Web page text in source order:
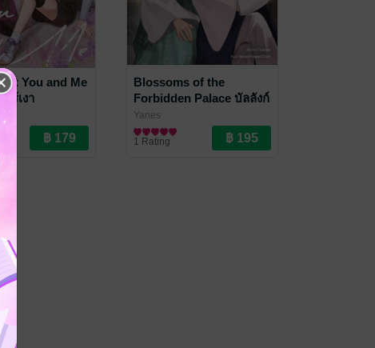
You and Me
ไร้เงา
Love / Yaoi
Blossoms of the
Forbidden Palace บัลลังก์
รักวังบุปผา
Yanes
นิยายวาย Boy Love / Yaoi
1 Rating